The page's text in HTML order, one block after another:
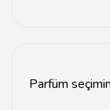
Parfüm